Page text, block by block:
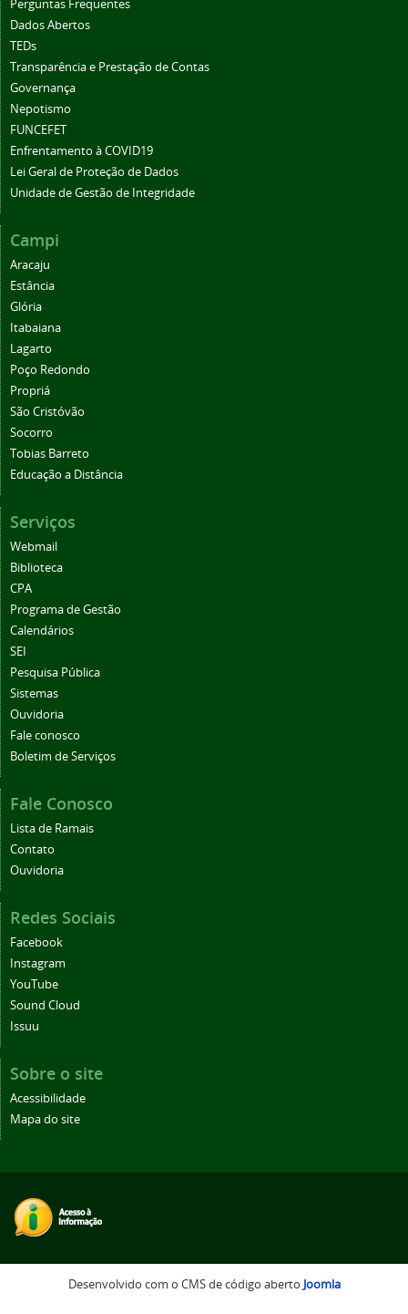
Perguntas Frequentes
Dados Abertos
TEDs
Transparência e Prestação de Contas
Governança
Nepotismo
FUNCEFET
Enfrentamento à COVID19
Lei Geral de Proteção de Dados
Unidade de Gestão de Integridade
Campi
Aracaju
Estância
Glória
Itabaiana
Lagarto
Poço Redondo
Propriá
São Cristóvão
Socorro
Tobias Barreto
Educação a Distância
Serviços
Webmail
Biblioteca
CPA
Programa de Gestão
Calendários
SEI
Pesquisa Pública
Sistemas
Ouvidoria
Fale conosco
Boletim de Serviços
Fale Conosco
Lista de Ramais
Contato
Ouvidoria
Redes Sociais
Facebook
Instagram
YouTube
Sound Cloud
Issuu
Sobre o site
Acessibilidade
Mapa do site
Desenvolvido com o CMS de código aberto Joomla